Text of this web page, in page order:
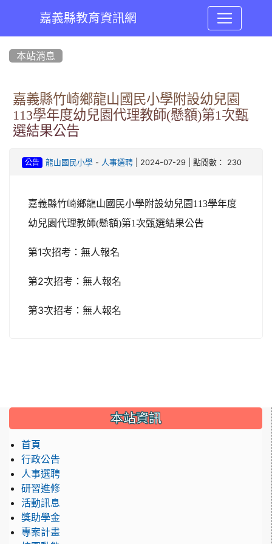
嘉義縣教育資訊網
本站消息
嘉義縣竹崎鄉龍山國民小學附設幼兒園
113學年度幼兒園代理教師(懸額)第1次甄
選結果公告
公告 龍山國民小學- 人事選聘| 2024-07-29 | 點閱數： 230
嘉義縣竹崎鄉龍山國民小學附設幼兒園113學年度
幼兒園代理教師(懸額)第1次甄選結果公告
第1次招考：無人報名
第2次招考：無人報名
第3次招考：無人報名
::: 本站資訊
首頁
行政公告
人事選聘
研習進修
活動訊息
獎助學金
專案計畫